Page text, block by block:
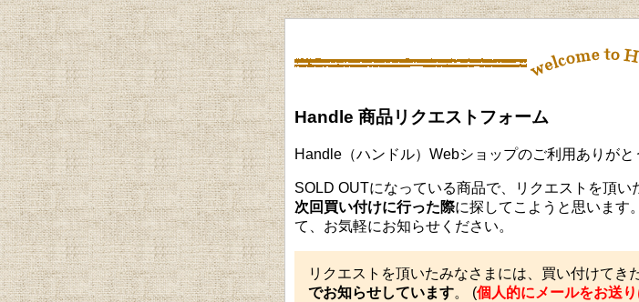
Handle 商品リクエストフォーム
Handle（ハンドル）Webショップのご利用ありがと
SOLD OUTになっている商品で、リクエストを頂い
次回買い付けに行った際に探してこようと思います
て、お気軽にお知らせください。
リクエストを頂いたみなさまには、買い付けてき
でお知らせしています。 (個人的にメールをお送